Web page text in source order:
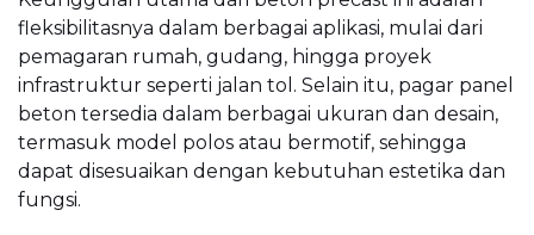
fleksibilitasnya dalam berbagai aplikasi, mulai dari
pemagaran rumah, gudang, hingga proyek
infrastruktur seperti jalan tol. Selain itu, pagar panel
beton tersedia dalam berbagai ukuran dan desain,
termasuk model polos atau bermotif, sehingga
dapat disesuaikan dengan kebutuhan estetika dan
fungsi.